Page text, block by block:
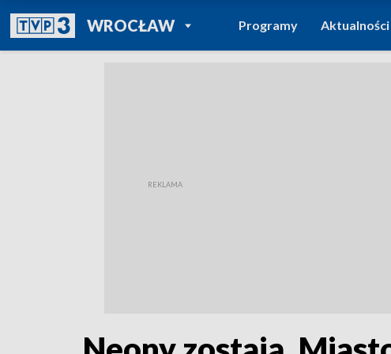
WROCŁAWPOWRÓT DO
TVP REGIONY
Programy Aktualności